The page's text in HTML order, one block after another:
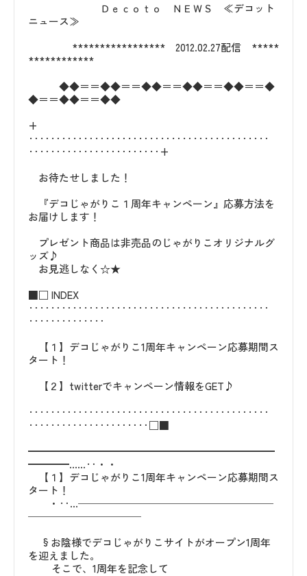
Ｄｅｃｏｔｏ ＮＥＷＳ ≪デコット
ニュース≫
***************** 2012.02.27配信 *****
************
◆◆＝＝◆◆＝＝◆◆＝＝◆◆＝＝◆◆＝＝◆
◆＝＝◆◆＝＝◆◆
+
‥‥‥‥‥‥‥‥‥‥‥‥‥‥‥‥‥‥‥‥‥‥
‥‥‥‥‥‥‥‥‥‥‥‥+
お待たせしました！
『デコじゃがりこ１周年キャンペーン』応募方法を
お届けします！
プレゼント商品は非売品のじゃがりこオリジナルグ
ッズ♪
お見逃しなく☆★
■□ INDEX
‥‥‥‥‥‥‥‥‥‥‥‥‥‥‥‥‥‥‥‥‥‥
‥‥‥‥‥‥‥
【１】デコじゃがりこ1周年キャンペーン応募期間ス
タート！
【２】twitterでキャンペーン情報をGET♪
‥‥‥‥‥‥‥‥‥‥‥‥‥‥‥‥‥‥‥‥‥‥
‥‥‥‥‥‥‥‥‥‥‥□■
━━━━━━━━━━━━━━━━━━━━━━━━
━━━━……‥・・
【１】デコじゃがりこ1周年キャンペーン応募期間ス
タート！
・‥…───────────────────
───────────
§お陰様でデコじゃがりこサイトがオープン1周年
を迎えました。
そこで、1周年を記念して